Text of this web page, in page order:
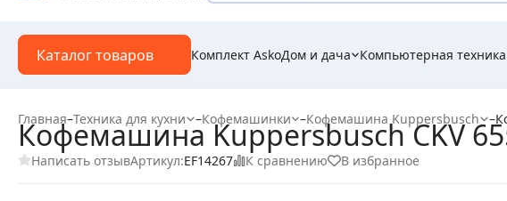
Каталог товаров Комплект AskoДом и дача Компьютерная техника
Главная–Техника для кухни –Кофемашинки –Кофемашина Kuppersbusch –
Кофемашина Kuppersbusch CKV
Написать отзывАртикул:EF14267 К сравнению В избранное